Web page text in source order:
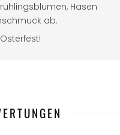
Hasen
ab.